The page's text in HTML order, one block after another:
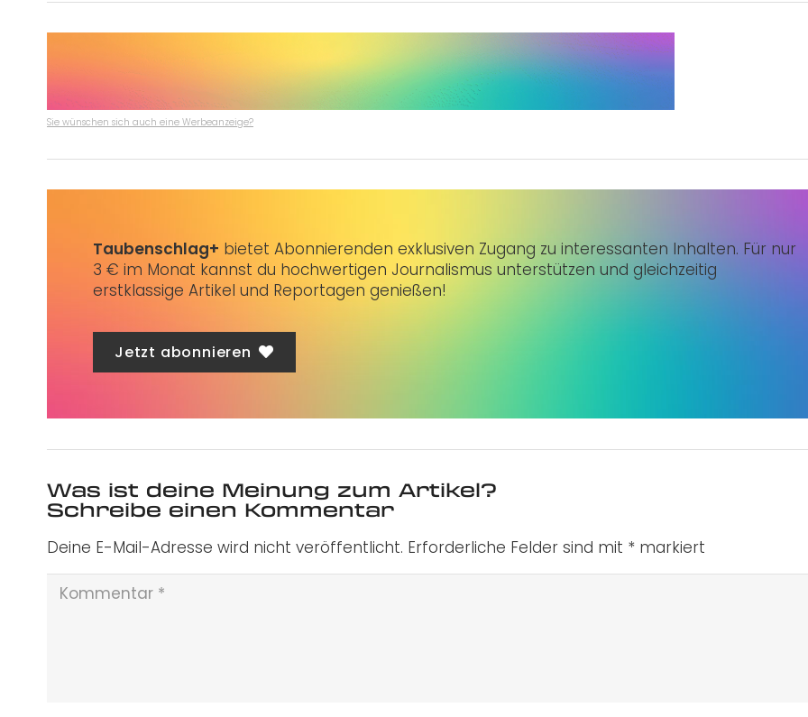
Sie wünschen sich auch eine Werbeanzeige?
Taubenschlag+ bietet Abonnierenden exklusiven Zugang zu interessanten Inhalten. Für nur
3 € im Monat kannst du hochwertigen Journalismus unterstützen und gleichzeitig
erstklassige Artikel und Reportagen genießen!
Jetzt abonnieren
Was ist deine Meinung zum Artikel?
Schreibe einen Kommentar
Deine E-Mail-Adresse wird nicht veröffentlicht. Erforderliche Felder sind mit * markiert